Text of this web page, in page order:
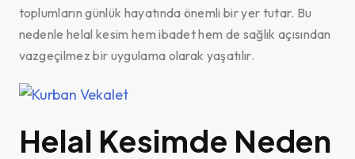
toplumların günlük hayatında önemli bir yer tutar. Bu
nedenle helal kesim hem ibadet hem de sağlık açısından
vazgeçilmez bir uygulama olarak yaşatılır.
Helal Kesimde Neden